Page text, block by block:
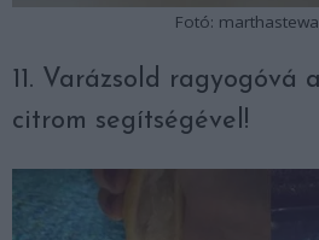
Fotó:
11. Varázsold ragyogóvá
citrom segítségével!